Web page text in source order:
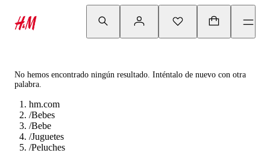
No hemos encontrado ningún resultado. Inténtalo de nuevo con otra
palabra.
hm.com
/Bebes
/Bebe
/Juguetes
/Peluches